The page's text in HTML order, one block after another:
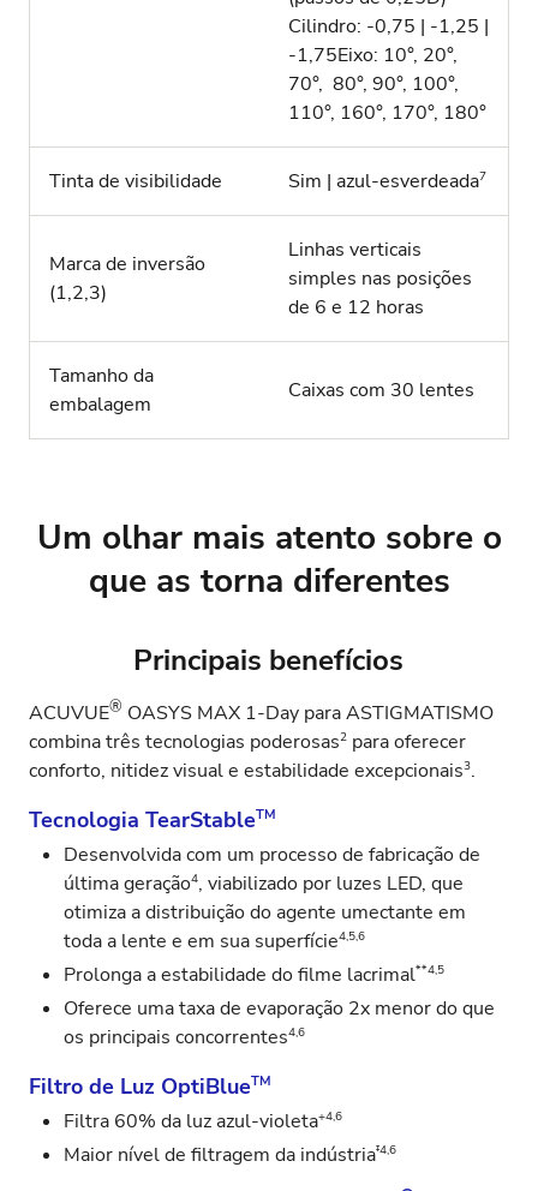
Cilindro: -0,75 | -1,25 |
-1,75Eixo: 10°, 20°,
70°, 80°, 90°, 100°,
110°, 160°, 170°, 180°
Tinta de visibilidade Sim | azul‑esverdeada7
Marca de inversão
(1,2,3)
Linhas verticais
simples nas posições
de 6 e 12 horas
Tamanho da
embalagem
Caixas com 30 lentes
Um olhar mais atento sobre o
que as torna diferentes
Principais benefícios
ACUVUE® OASYS MAX 1‑Day para ASTIGMATISMO
combina três tecnologias poderosas2 para oferecer
conforto, nitidez visual e estabilidade excepcionais3.
Tecnologia TearStableTM
Desenvolvida com um processo de fabricação de
última geração4, viabilizado por luzes LED, que
otimiza a distribuição do agente umectante em
toda a lente e em sua superfície4,5,6
Prolonga a estabilidade do filme lacrimal**4,5
Oferece uma taxa de evaporação 2x menor do que
os principais concorrentes4,6
Filtro de Luz OptiBlueTM
Filtra 60% da luz azul‑violeta+4,6
Maior nível de filtragem da indústria‡4,6